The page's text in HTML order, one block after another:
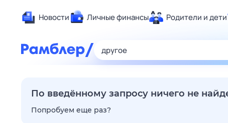
Новости Личные финансы Родители и дети
Спорт
По введённому запросу ничего не
Попробуем еще раз?